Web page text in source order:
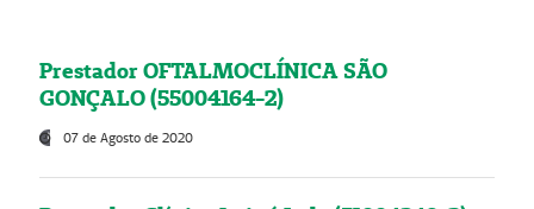
Prestador OFTALMOCLÍNICA SÃO
GONÇALO (55004164-2)
07 de Agosto de 2020